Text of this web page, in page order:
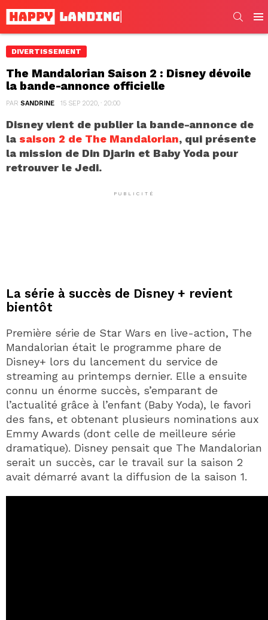
DIVERTISSEMENT
The Mandalorian Saison 2 : Disney dévoile
la bande-annonce officielle
PAR SANDRINE 15 SEP 2020, · 20:00
Disney vient de publier la bande-annonce de
la saison 2 de The Mandalorian, qui présente
la mission de Din Djarin et Baby Yoda pour
retrouver le Jedi.
PUBLICITÉ
La série à succès de Disney + revient
bientôt
Première série de Star Wars en live-action, The
Mandalorian était le programme phare de
Disney+ lors du lancement du service de
streaming au printemps dernier. Elle a ensuite
connu un énorme succès, s’emparant de
l’actualité grâce à l’enfant (Baby Yoda), le favori
des fans, et obtenant plusieurs nominations aux
Emmy Awards (dont celle de meilleure série
dramatique). Disney pensait que The Mandalorian
serait un succès, car le travail sur la saison 2
avait démarré avant la diffusion de la saison 1.